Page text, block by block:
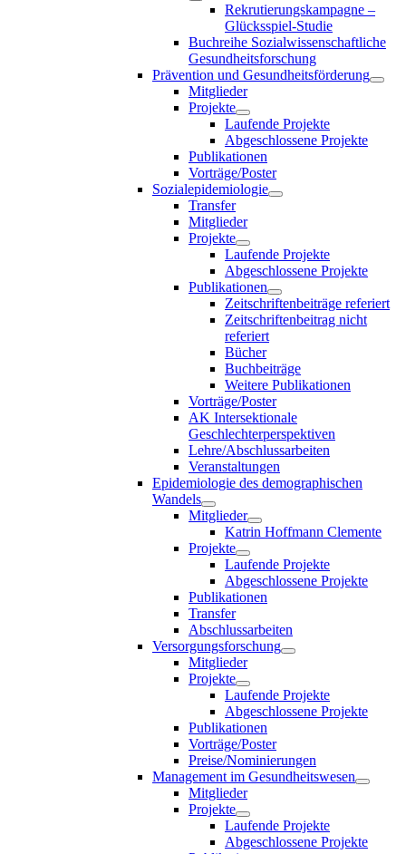
Rekrutierungskampagne –
Glücksspiel-Studie
Buchreihe Sozialwissenschaftliche
Gesundheitsforschung
Prävention und Gesundheitsförderung
Mitglieder
Projekte
Laufende Projekte
Abgeschlossene Projekte
Publikationen
Vorträge/Poster
Sozialepidemiologie
Transfer
Mitglieder
Projekte
Laufende Projekte
Abgeschlossene Projekte
Publikationen
Zeitschriftenbeiträge referiert
Zeitschriftenbeitrag nicht
referiert
Bücher
Buchbeiträge
Weitere Publikationen
Vorträge/Poster
AK Intersektionale
Geschlechterperspektiven
Lehre/Abschlussarbeiten
Veranstaltungen
Epidemiologie des demographischen
Wandels
Mitglieder
Katrin Hoffmann Clemente
Projekte
Laufende Projekte
Abgeschlossene Projekte
Publikationen
Transfer
Abschlussarbeiten
Versorgungsforschung
Mitglieder
Projekte
Laufende Projekte
Abgeschlossene Projekte
Publikationen
Vorträge/Poster
Preise/Nominierungen
Management im Gesundheitswesen
Mitglieder
Projekte
Laufende Projekte
Abgeschlossene Projekte